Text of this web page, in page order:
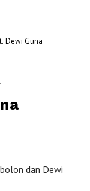
Dewi Guna
dan Dewi